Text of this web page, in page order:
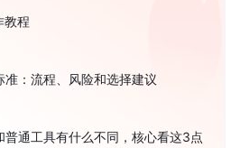
教程
：流程、风险和选择建议
通工具有什么不同，核心看这3点